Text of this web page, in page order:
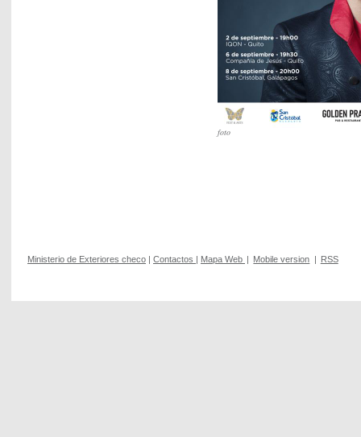
foto
Ministerio de Exteriores checo | Contactos | Mapa Web | Mobile version | RSS